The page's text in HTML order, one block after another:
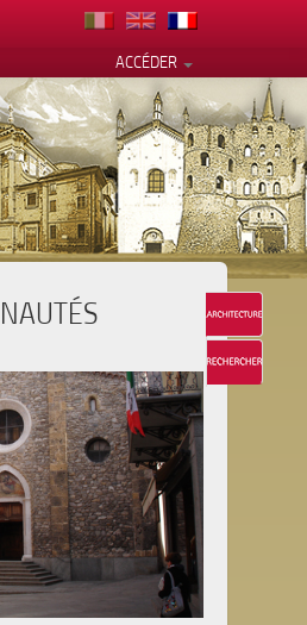
ACCÉDER